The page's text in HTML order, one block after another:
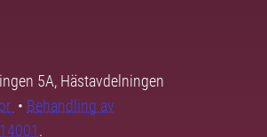
5A, Hästavdelningen
• Behandling av
.